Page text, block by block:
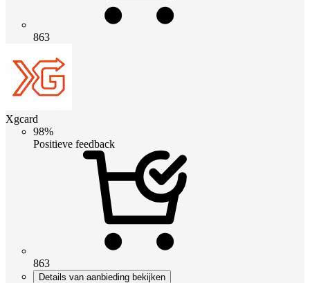
863
Xgcard
98%
Positieve feedback
863
Details van aanbieding bekijken